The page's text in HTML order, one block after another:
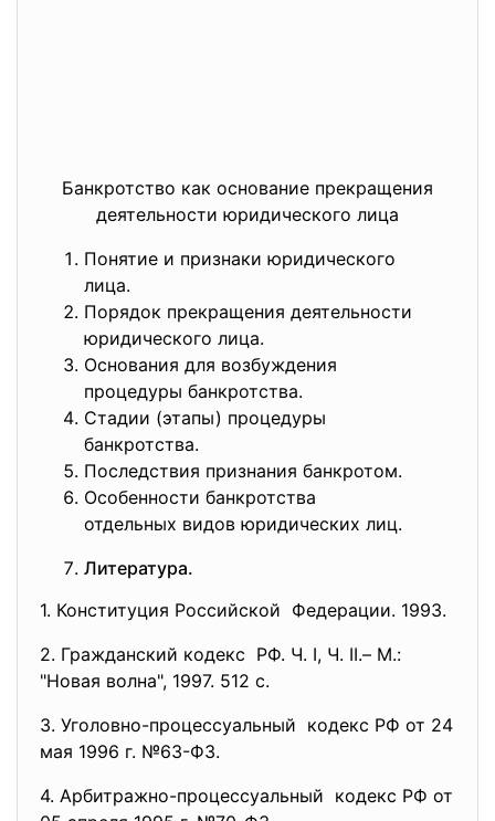
Банкротство как основание прекращения
деятельности юридического лица
Понятие и признаки юридического
лица.
Порядок прекращения деятельности
юридического лица.
Основания для возбуждения
процедуры банкротства.
Стадии (этапы) процедуры
банкротства.
Последствия признания банкротом.
Особенности банкротства
отдельных видов юридических лиц.
Литература.
1. Конституция Российской Федерации. 1993.
2. Гражданский кодекс РФ. Ч. I, Ч. II.– М.:
"Новая волна", 1997. 512 с.
3. Уголовно-процессуальный кодекс РФ от 24
мая 1996 г. №63-ФЗ.
4. Арбитражно-процессуальный кодекс РФ от